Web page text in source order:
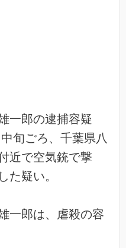
一郎の逮捕容疑
旬ごろ、千葉県八
近で空気銃で撃
た疑い。
一郎は、虐殺の容